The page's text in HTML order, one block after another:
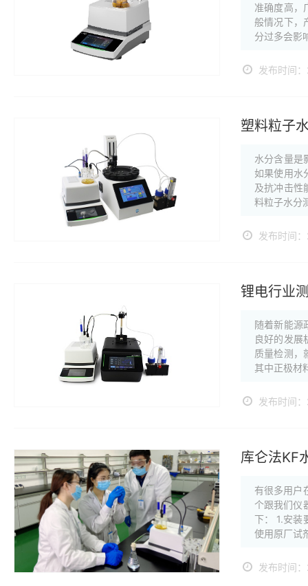
准确度高，
般情况下，
分过多会影
发布时间
塑料粒子
水分含量是
如果使用水
及抗冲击性
料粒子水分
发布时间
锂电行业
随着新能源
良好的发展
质量检测，
其中正极材
发布时间
库仑法KF
有很多用户
个跟我们仪
下： 1.安装
使用原厂试
发布时间